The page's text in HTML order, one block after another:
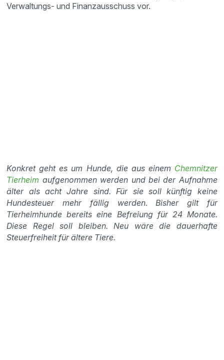
Verwaltungs- und Finanzausschuss vor.
Konkret geht es um Hunde, die aus einem Chemnitzer
Tierheim aufgenommen werden und bei der Aufnahme
älter als acht Jahre sind. Für sie soll künftig keine
Hundesteuer mehr fällig werden. Bisher gilt für
Tierheimhunde bereits eine Befreiung für 24 Monate.
Diese Regel soll bleiben. Neu wäre die dauerhafte
Steuerfreiheit für ältere Tiere.